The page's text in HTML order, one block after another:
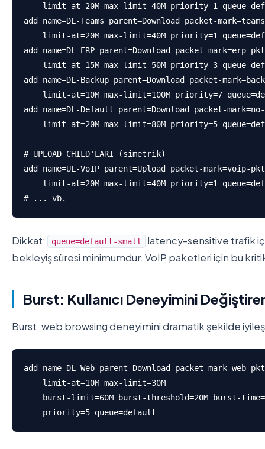
limit-at=20M max-limit=40M priority=1
add name=DL-Teams parent=Download packet-
limit-at=20M max-limit=40M priority=1
add name=DL-ERP parent=Download packet-mark=erp-
limit-at=15M max-limit=50M priority=3
add name=DL-Backup parent=Download packet-
limit-at=10M max-limit=100M priority=7
add name=DL-Default parent=Download packet-
limit-at=20M max-limit=80M priority=5
# UPLOAD CHILD'LARI (simetrik)
add name=UL-VoIP parent=Upload packet-mark=voip-
limit-at=20M max-limit=40M priority=1
# ... vb.
Dikkat: queue=default-small
latency-sensitive trafik
bekleyiş süresi minimumdur. VoIP paketleri için bu
Burst: Kullanıcı Deneyimini
Burst, web browsing deneyimini dramatik şekilde
add name=DL-Web parent=Download packet-mark=web-
    limit-at=10M max-limit=30M
burst-limit=60M burst-threshold=20M burst-
    priority=5 queue=default